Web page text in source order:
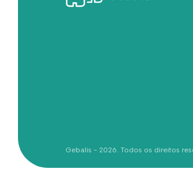
Gebalis - 2026. Todos os direitos